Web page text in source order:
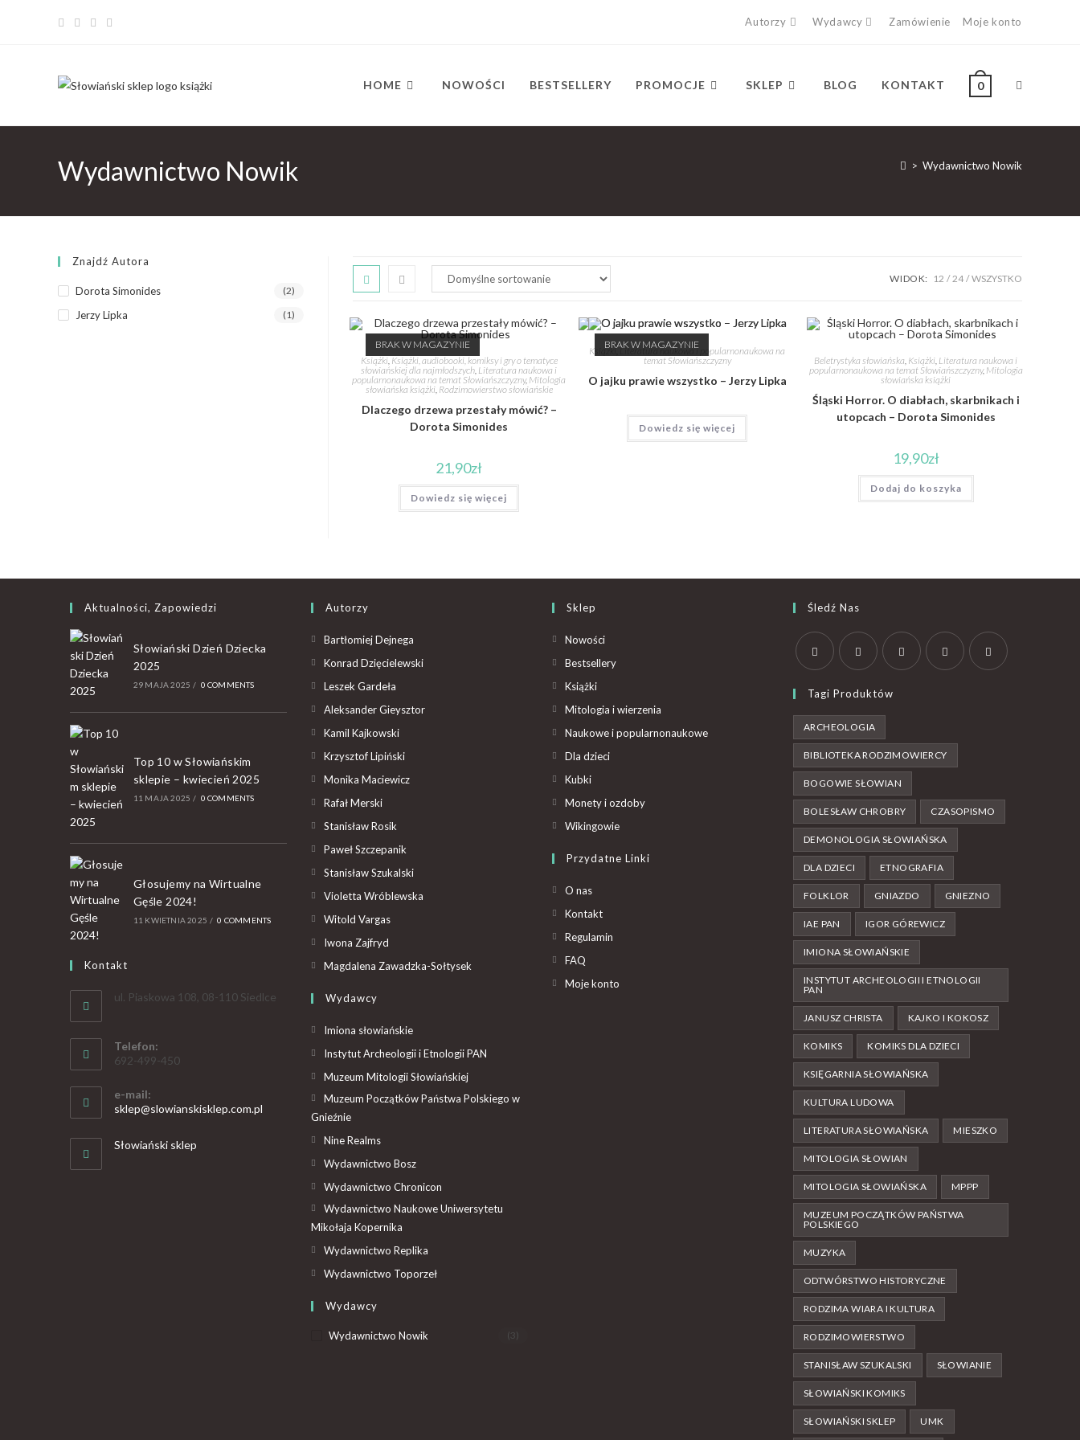
Autorzy Wydawcy Zamówienie Moje konto
HOME NOWOŚCI BESTSELLERY PROMOCJE SKLEP BLOG KONTAKT 0
Wydawnictwo Nowik > Wydawnictwo Nowik
WIDOK: 12 24 WSZYSTKO
BRAK W MAGAZYNIE
Książki, Książki, audiobooki, komiksy i gry o tematyce
słowiańskiej dla najmłodszych, Literatura naukowa i
popularnonaukowa na temat Słowiańszczyzny, Mitologia
słowiańska książki, Rodzimowierstwo słowiańskie
Dlaczego drzewa przestały mówić? –
Dorota Simonides
21,90zł
Dowiedz się więcej
BRAK W MAGAZYNIE
Książki, Literatura naukowa i popularnonaukowa na
temat Słowiańszczyzny
O jajku prawie wszystko – Jerzy Lipka
Dowiedz się więcej
Beletrystyka słowiańska, Książki, Literatura naukowa i
popularnonaukowa na temat Słowiańszczyzny, Mitologia
słowiańska książki
Śląski Horror. O diabłach, skarbnikach i
utopcach – Dorota Simonides
19,90zł
Dodaj do koszyka
Znajdź Autora
Dorota Simonides (2)
Jerzy Lipka (1)
Aktualności, Zapowiedzi
Słowiański Dzień Dziecka
2025
29 MAJA 2025 / 0 COMMENTS
Top 10 w Słowiańskim
sklepie – kwiecień 2025
11 MAJA 2025 / 0 COMMENTS
Głosujemy na Wirtualne
Gęśle 2024!
11 KWIETNIA 2025 / 0 COMMENTS
Kontakt
ul. Piaskowa 108, 08-110 Siedlce
Telefon:
692-499-450
e-mail:
sklep@slowianskisklep.com.pl
Słowiański sklep
Autorzy
Bartłomiej Dejnega
Konrad Dzięcielewski
Leszek Gardeła
Aleksander Gieysztor
Kamil Kajkowski
Krzysztof Lipiński
Monika Maciewicz
Rafał Merski
Stanisław Rosik
Paweł Szczepanik
Stanisław Szukalski
Violetta Wróblewska
Witold Vargas
Iwona Zajfryd
Magdalena Zawadzka-Sołtysek
Wydawcy
Imiona słowiańskie
Instytut Archeologii i Etnologii PAN
Muzeum Mitologii Słowiańskiej
Muzeum Początków Państwa Polskiego w
Gnieźnie
Nine Realms
Wydawnictwo Bosz
Wydawnictwo Chronicon
Wydawnictwo Naukowe Uniwersytetu
Mikołaja Kopernika
Wydawnictwo Replika
Wydawnictwo Toporzeł
Wydawcy
Wydawnictwo Nowik (3)
Sklep
Nowości
Bestsellery
Książki
Mitologia i wierzenia
Naukowe i popularnonaukowe
Dla dzieci
Kubki
Monety i ozdoby
Wikingowie
Przydatne Linki
O nas
Kontakt
Regulamin
FAQ
Moje konto
Śledź Nas
Tagi Produktów
ARCHEOLOGIA
BIBLIOTEKA RODZIMOWIERCY
BOGOWIE SŁOWIAN
BOLESŁAW CHROBRY CZASOPISMO
DEMONOLOGIA SŁOWIAŃSKA
DLA DZIECI ETNOGRAFIA
FOLKLOR GNIAZDO GNIEZNO
IAE PAN IGOR GÓREWICZ
IMIONA SŁOWIAŃSKIE
INSTYTUT ARCHEOLOGII I ETNOLOGII
PAN
JANUSZ CHRISTA KAJKO I KOKOSZ
KOMIKS KOMIKS DLA DZIECI
KSIĘGARNIA SŁOWIAŃSKA
KULTURA LUDOWA
LITERATURA SŁOWIAŃSKA MIESZKO
MITOLOGIA SŁOWIAN
MITOLOGIA SŁOWIAŃSKA MPPP
MUZEUM POCZĄTKÓW PAŃSTWA
POLSKIEGO
MUZYKA
ODTWÓRSTWO HISTORYCZNE
RODZIMA WIARA I KULTURA
RODZIMOWIERSTWO
STANISŁAW SZUKALSKI SŁOWIANIE
SŁOWIAŃSKI KOMIKS
SŁOWIAŃSKI SKLEP UMK